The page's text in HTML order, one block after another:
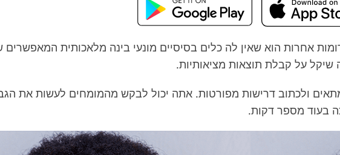
אחרות הוא שאין לה כלים בסיסיים מונעי בינה מלאכותית המאפשרים
שיקל על קבלת תוצאות מציאותיות.
ולכתוב דרישות מפורטות. אתה יכול לבקש מהמומחים לעשות את
בעוד מספר דקות.